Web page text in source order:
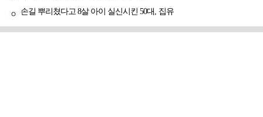
손길 뿌리쳤다고 8살 아이 실신시킨 50대, 집유